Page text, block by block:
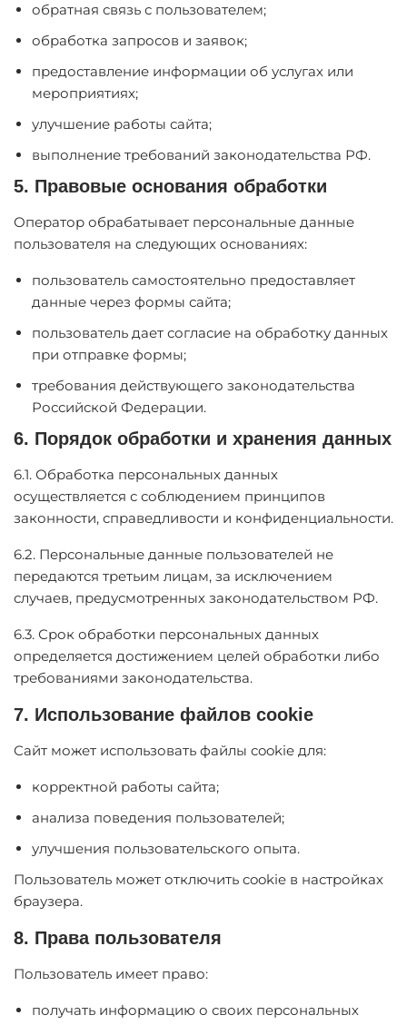
обратная связь с пользователем;
обработка запросов и заявок;
предоставление информации об услугах или
мероприятиях;
улучшение работы сайта;
выполнение требований законодательства РФ.
5. Правовые основания обработки
Оператор обрабатывает персональные данные
пользователя на следующих основаниях:
пользователь самостоятельно предоставляет
данные через формы сайта;
пользователь дает согласие на обработку данных
при отправке формы;
требования действующего законодательства
Российской Федерации.
6. Порядок обработки и хранения данных
6.1. Обработка персональных данных
осуществляется с соблюдением принципов
законности, справедливости и конфиденциальности.
6.2. Персональные данные пользователей не
передаются третьим лицам, за исключением
случаев, предусмотренных законодательством РФ.
6.3. Срок обработки персональных данных
определяется достижением целей обработки либо
требованиями законодательства.
7. Использование файлов cookie
Сайт может использовать файлы cookie для:
корректной работы сайта;
анализа поведения пользователей;
улучшения пользовательского опыта.
Пользователь может отключить cookie в настройках
браузера.
8. Права пользователя
Пользователь имеет право:
получать информацию о своих персональных